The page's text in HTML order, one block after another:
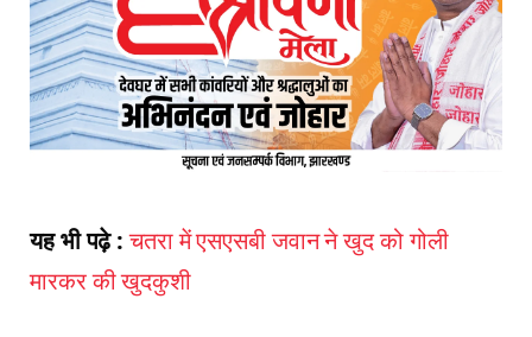
यह भी पढ़े :चतरा में एसएसबी जवान ने खुद को गोली
मारकर की खुदकुशी